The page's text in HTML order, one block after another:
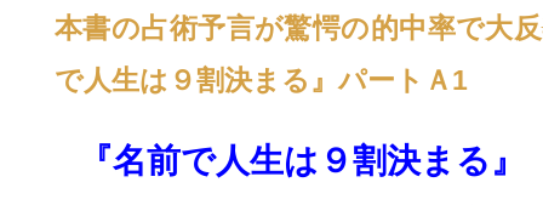
本書の占術予言が驚愕の的中率で大
で人生は９割決まる』パートＡ1
『名前で人生は９割決まる